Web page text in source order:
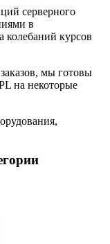
серверного
в
колебаний курсов
мы готовы
на некоторые